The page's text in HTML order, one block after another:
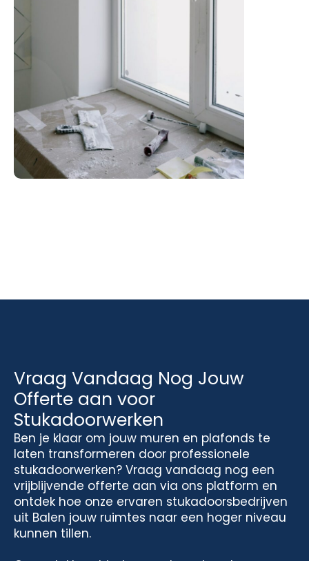
Vraag Vandaag Nog Jouw
Offerte aan voor
Stukadoorwerken
Ben je klaar om jouw muren en plafonds te
laten transformeren door professionele
stukadoorwerken? Vraag vandaag nog een
vrijblijvende offerte aan via ons platform en
ontdek hoe onze ervaren stukadoorsbedrijven
uit Balen jouw ruimtes naar een hoger niveau
kunnen tillen.